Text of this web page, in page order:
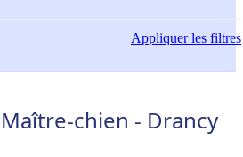
Appliquerles filtres
chien - Drancy